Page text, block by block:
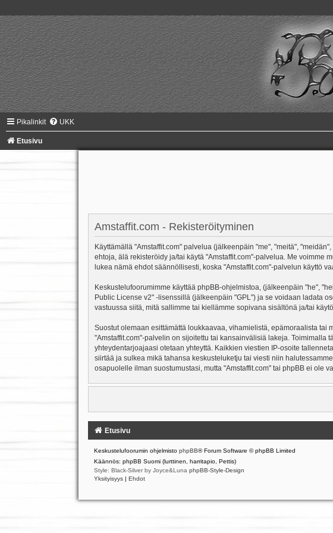
Pikalinkit UKK
Etusivu
Amstaffit.com - Rekisteröityminen
Käyttämällä "Amstaffit.com" palvelua (jälkeenpäin "me", "meitä",
ehtoja, älä rekisteröidy ja/tai käytä "Amstaffit.com"-palvelua. Me voimme
lukea nämä ehdot säännöllisesti, koska "Amstaffit.com"-palvelun käyttö
Keskustelufoorumimme käyttää phpBB-ohjelmistoa, (jälkeenpäin "he",
Public License v2" -lisenssillä (jälkeenpäin "GPL") ja se voidaan ladata
vastuussa siitä, mitä sallimme tai kiellämme sopivana sisältönä ja/tai
Suostut olemaan esittämättä loukkaavaa, vihamielistä, epämoraalista
"Amstaffit.com"-palvelin on sijoitettu tai kansainvälisiä lakeja.
yhteydentarjoajaasi otetaan yhteyttä. Kaikkien viestien IP-osoite
siirtää ja sulkea mikä tahansa keskusteluketju tai viesti niin
osapuolelle ilman suostumustasi, mutta "Amstaffit.com" tai phpBB ei ole
Etusivu
Keskustelufoorumin ohjelmisto phpBB® Forum Software © phpBB Limited
Käännös: phpBB Suomi (lurttinen, harritapio, Pettis)
Style: Black-Silver by Joyce&Luna phpBB-Style-Design
Yksityisyys | Ehdot